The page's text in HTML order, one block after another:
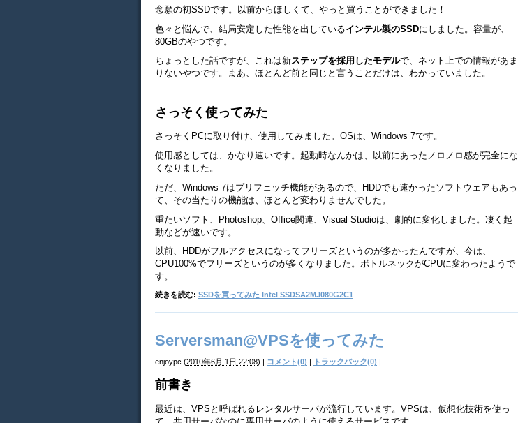
念願の初SSDです。以前からほしくて、やっと買うことができました！
色々と悩んで、結局安定した性能を出しているインテル製のSSDにしました。容量が、
80GBのやつです。
ちょっとした話ですが、これは新ステップを採用したモデルで、ネット上での情報があま
りないやつです。まあ、ほとんど前と同じと言うことだけは、わかっていました。
さっそく使ってみた
さっそくPCに取り付け、使用してみました。OSは、Windows 7です。
使用感としては、かなり速いです。起動時なんかは、以前にあったノロノロ感が完全にな
くなりました。
ただ、Windows 7はプリフェッチ機能があるので、HDDでも速かったソフトウェアもあっ
て、その当たりの機能は、ほとんど変わりませんでした。
重たいソフト、Photoshop、Office関連、Visual Studioは、劇的に変化しました。凄く起
動などが速いです。
以前、HDDがフルアクセスになってフリーズというのが多かったんですが、今は、
CPU100%でフリーズというのが多くなりました。ボトルネックがCPUに変わったようで
す。
続きを読む: SSDを買ってみた Intel SSDSA2MJ080G2C1
Serversman@VPSを使ってみた
enjoypc (2010年6月 1日 22:08) | コメント(0) | トラックバック(0) |
前書き
最近は、VPSと呼ばれるレンタルサーバが流行しています。VPSは、仮想化技術を使っ